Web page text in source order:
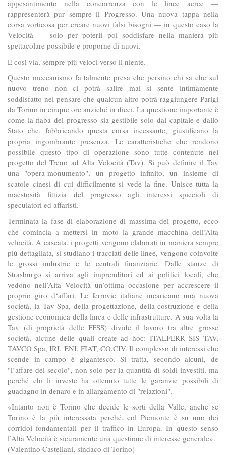
appesantimento nella concorrenza con le linee aeree —
rappresenterà pur sempre il Progresso. Una nuova tappa nella
corsa vorticosa per creare nuovi falsi bisogni — in questo caso la
Velocità — solo per poterli poi soddisfare nella maniera più
spettacolare possibile e proporne di nuovi.
E così via, sempre più veloci verso il niente.
Questo meccanismo fa talmente presa che persino chi sa che sul
nuovo treno non ci potrà salire mai si sente intimamente
soddisfatto nel pensare che qualcun altro potrà raggiungere Parigi
da Torino in cinque ore anziché in dieci. La questione importante è
come la fiaba del progresso sia gestibile solo dal capitale e dallo
Stato che, fabbricando questa corsa incessante, giustificano la
propria ingombrante presenza. Le caratteristiche che rendono
possibile questo tipo di operazione sono tutte contenute nel
progetto del Treno ad Alta Velocità (Tav). Si può definire il Tav
una "opera-monumento", un progetto infinito, un insieme di
scatole cinesi di cui difficilmente si vede la fine. Unisce tutta la
maestosità fittizia del progresso agli interessi spiccioli di
speculatori ed affaristi.
Terminata la fase di elaborazione di massima del progetto, ecco
che comincia a mettersi in moto la grande macchina dell’Alta
velocità. A cascata, i progetti vengono elaborati in maniera sempre
più dettagliata, si studiano i tracciati delle linee, vengono coinvolte
le grossi industrie e le centrali finanziarie. Dalle stanze di
Strasburgo si arriva agli imprenditori ed ai politici locali, che
vedono nell’Alta Velocità un’ottima occasione per accrescere il
proprio giro d‘affari. Le ferrovie italiane incaricano una nuova
società, la Tav Spa, della progettazione, della costruzione e della
gestione economica della linea e delle infrastrutture. A sua volta la
Tav (di proprietà delle FFSS) divide il lavoro tra altre grosse
società, alcune delle quali create ad hoc: ITALFERR SIS TAV,
TAVCO Spa, IRI, ENI, FIAT, CO.CIV. Il complesso di interessi che
scende in campo è gigantesco. Si tratta, secondo alcuni, de
"l’affare del secolo", non solo per la quantità di soldi investiti, ma
perché chi li investe ha ottenuto tutte le garanzie possibili di
guadagno in denaro e in allargamento di "relazioni".
«Intanto non è Torino che decide le sorti della Valle, anche se
Torino è la più interessata perché, col Piemonte è su uno dei
corridoi fondamentali per il traffico in Europa. In questo senso
l’Alta Velocità è sicuramente una questione di interesse generale».
(Valentino Castellani, sindaco di Torino)